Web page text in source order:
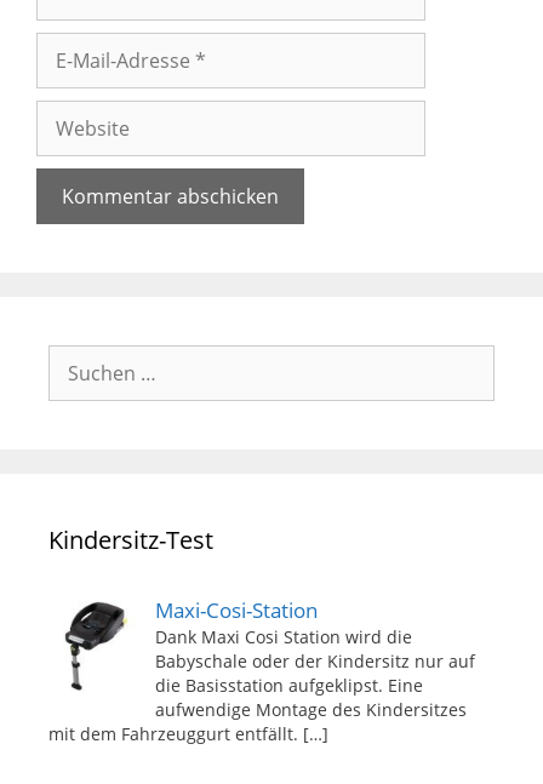
Mail-
Adresse
Website
Suchen
nach:
Kindersitz-Test
Maxi-Cosi-Station
Dank Maxi Cosi Station wird die
Babyschale oder der Kindersitz nur auf
die Basisstation aufgeklipst. Eine
aufwendige Montage des Kindersitzes
mit dem Fahrzeuggurt entfällt. […]